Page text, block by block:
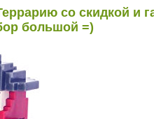
со скидкой и
большой =)